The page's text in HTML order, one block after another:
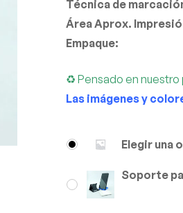
Técnica de
Área Aprox.
Empaque:
♻ Pensado en
Las imágenes y
Elegir una
Soporte